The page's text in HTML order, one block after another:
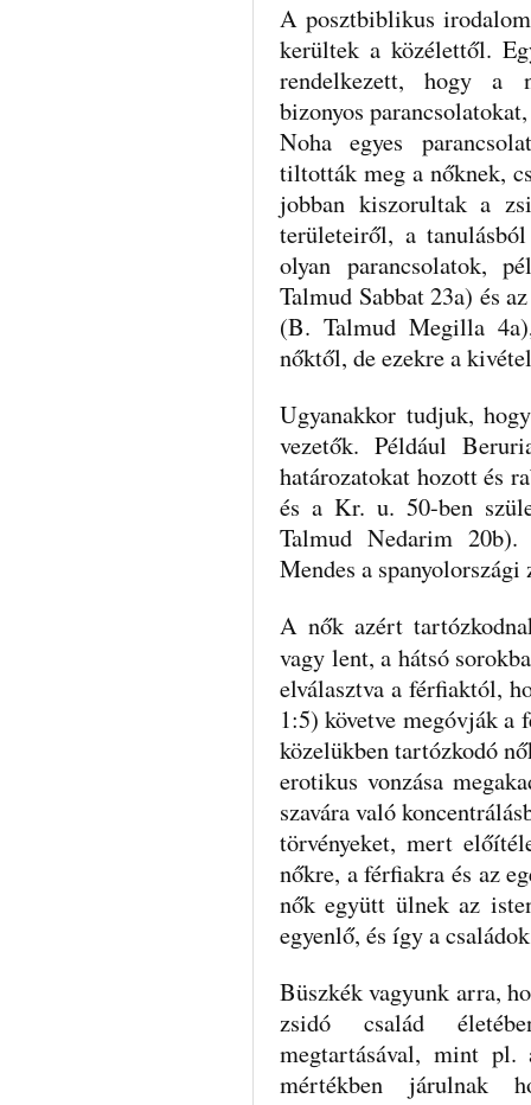
A posztbiblikus
kerültek a közélettől.
rendelkezett, hogy a
bizonyos
Noha egyes
tiltották meg a nőknek,
jobban kiszorultak a
területeiről, a
olyan parancsolatok,
Talmud Sabbat 23a) és
(B. Talmud Megilla
nőktől, de ezekre a
Ugyanakkor tudjuk,
vezetők. Például
határozatokat hozott és
és a Kr. u. 50-ben
Talmud Nedarim
Mendes a
A nők azért
vagy lent, a hátsó
elválasztva a férfiaktól,
1:5) követve megóvják a
közelükben tartózkodó
erotikus vonzása
szavára való
törvényeket, mert
nőkre, a férfiakra és az
nők együtt ülnek az
egyenlő, és így a
Büszkék vagyunk arra,
zsidó család
megtartásával, mint
mértékben járulnak